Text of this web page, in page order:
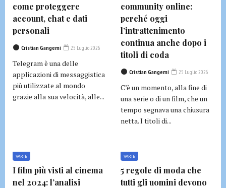
come proteggere
account, chat e dati
personali
Cristian Gangemi 25 Luglio 2026
Telegram è una delle
applicazioni di messaggistica
più utilizzate al mondo
grazie alla sua velocità, alle...
community online:
perché oggi
l’intrattenimento
continua anche dopo i
titoli di coda
Cristian Gangemi 25 Luglio 2026
C’è un momento, alla fine di
una serie o di un film, che un
tempo segnava una chiusura
netta. I titoli di...
VARIE
I film più visti al cinema
nel 2024: l’analisi
VARIE
5 regole di moda che
tutti gli uomini devono